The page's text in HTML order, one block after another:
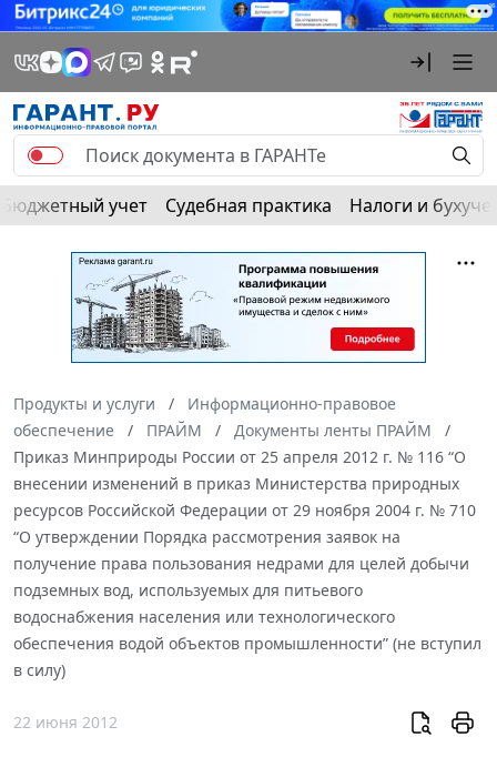
Бюджетный учет Судебная практика Налоги и
Продукты и услуги
Информационно-правовое
обеспечение
ПРАЙМ
Документы ленты ПРАЙМ
Приказ Минприроды России от 25 апреля 2012 г. № 116 “О
внесении изменений в приказ Министерства природных
ресурсов Российской Федерации от 29 ноября 2004 г. № 710
“О утверждении Порядка рассмотрения заявок на
получение права пользования недрами для целей добычи
подземных вод, используемых для питьевого
водоснабжения населения или технологического
обеспечения водой объектов промышленности” (не вступил
в силу)
22 июня 2012